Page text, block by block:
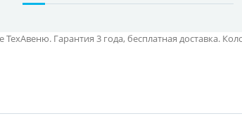
Гарантия 3 года, бесплатная доставка.